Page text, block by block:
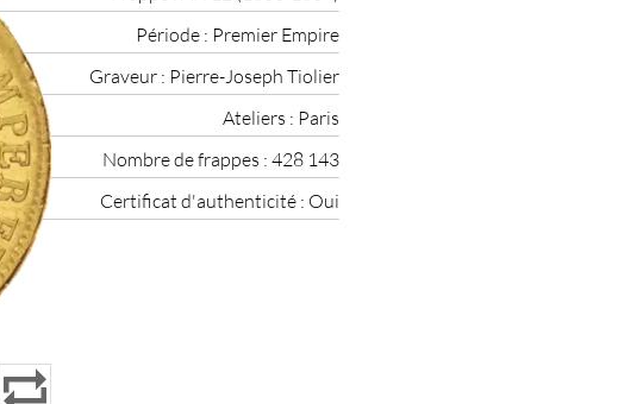
Période : Premier Empire
Graveur : Pierre-Joseph Tiolier
Ateliers : Paris
Nombre de frappes : 428 143
Certificat d'authenticité : Oui